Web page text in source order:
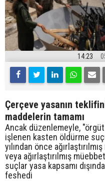
14:23
Çerçeve yasanın
maddelerin tamamı
Ancak düzenlemeyle,
işlenen kasten öldürme
yılından önce
veya ağırlaştırılmış
suçlar yasa kapsamı
feshedi